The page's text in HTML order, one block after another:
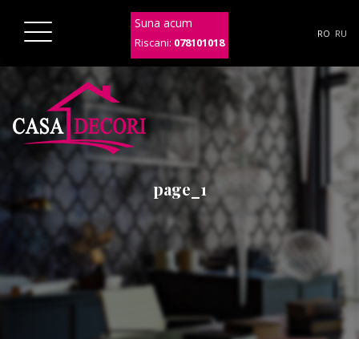
Suna acum
Riscani: 078101018
RO RU
page_1